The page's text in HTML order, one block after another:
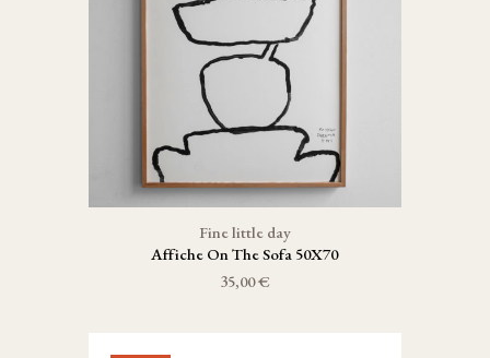
Fine little day
Affiche On The Sofa 50X70
35,00 €